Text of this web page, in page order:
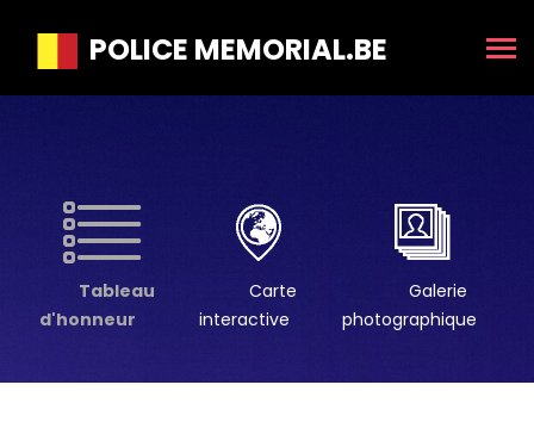
POLICE MEMORIAL.BE
Tableau
d'honneur
Carte
interactive
Galerie
photographique